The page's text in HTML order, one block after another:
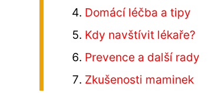
Domácí léčba a tipy
Kdy navštívit lékaře?
Prevence a další rady
Zkušenosti maminek